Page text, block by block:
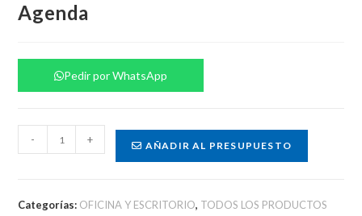
Agenda
Pedir por WhatsApp
cantidad
- + AÑADIR AL PRESUPUESTO
Categorías: OFICINA Y ESCRITORIO, TODOS LOS PRODUCTOS